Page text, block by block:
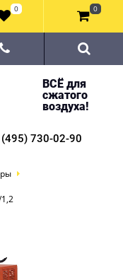
ВСЁ для
сжатого
воздуха!
730-02-90
0 0